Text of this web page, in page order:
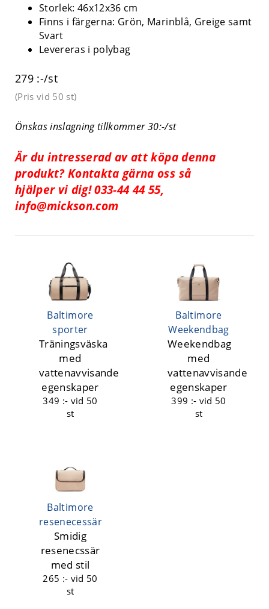
Storlek: 46x12x36 cm
Finns i färgerna: Grön, Marinblå, Greige samt
Svart
Levereras i polybag
279 :-/st
(Pris vid 50 st)
Önskas inslagning tillkommer 30:-/st
Är du intresserad av att köpa denna
produkt? Kontakta gärna oss så
hjälper vi dig! 033-44 44 55,
info@mickson.com
Baltimore
sporter
Träningsväska
med
vattenavvisande
egenskaper
349 :- vid 50
st
Baltimore
Weekendbag
Weekendbag
med
vattenavvisande
egenskaper
399 :- vid 50
st
Baltimore
resenecessär
Smidig
resenecssär
med stil
265 :- vid 50
st